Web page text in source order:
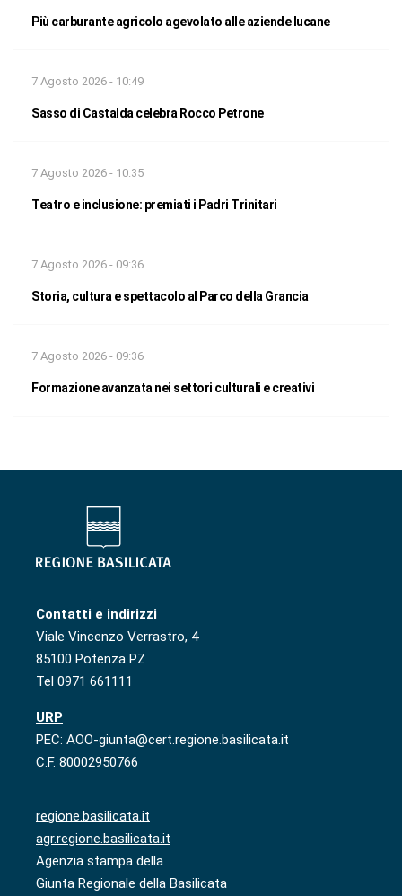
Più carburante agricolo agevolato alle aziende lucane
7 Agosto 2026 - 10:49
Sasso di Castalda celebra Rocco Petrone
7 Agosto 2026 - 10:35
Teatro e inclusione: premiati i Padri Trinitari
7 Agosto 2026 - 09:36
Storia, cultura e spettacolo al Parco della Grancia
7 Agosto 2026 - 09:36
Formazione avanzata nei settori culturali e creativi
Contatti e indirizzi
Viale Vincenzo Verrastro, 4
85100 Potenza PZ
Tel 0971 661111
URP
PEC: AOO-giunta@cert.regione.basilicata.it
C.F. 80002950766
regione.basilicata.it
agr.regione.basilicata.it
Agenzia stampa della
Giunta Regionale della Basilicata